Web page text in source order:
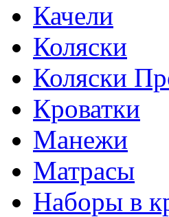
Качели
Коляски
Коляски
Кроватки
Манежи
Матрасы
Наборы в